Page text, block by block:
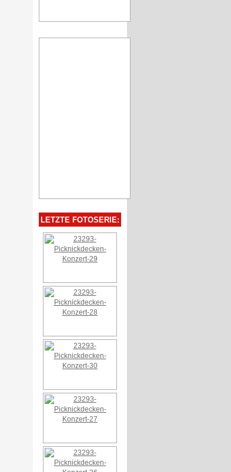
LETZTE FOTOSERIE: